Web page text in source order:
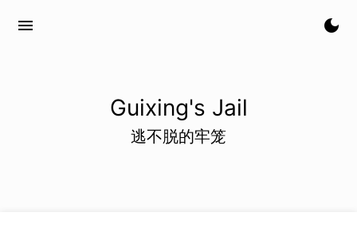
menu dark_mode
Guixing's Jail
逃不脱的牢笼